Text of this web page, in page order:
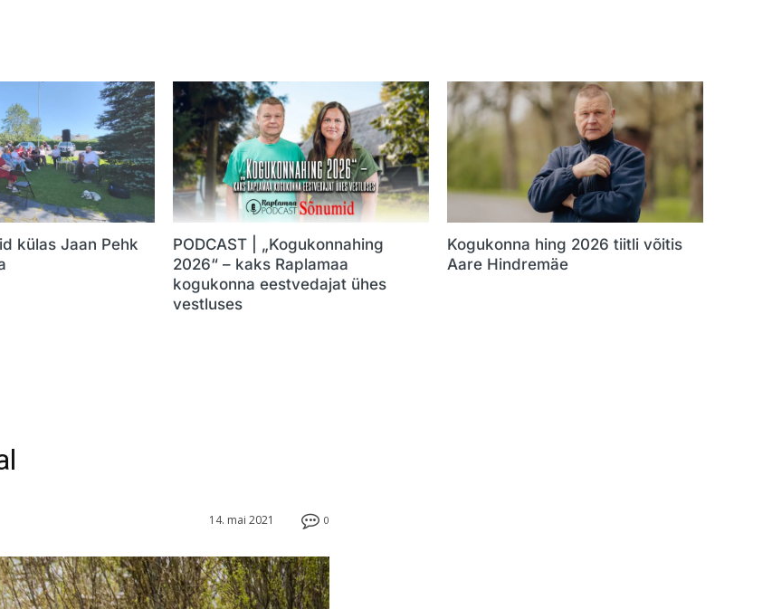
külas Jaan Pehk
PODCAST | „Kogukonnahing
2026“ – kaks Raplamaa
kogukonna eestvedajat ühes
vestluses
Kogukonna hing 2026 tiitli võitis
Aare Hindremäe